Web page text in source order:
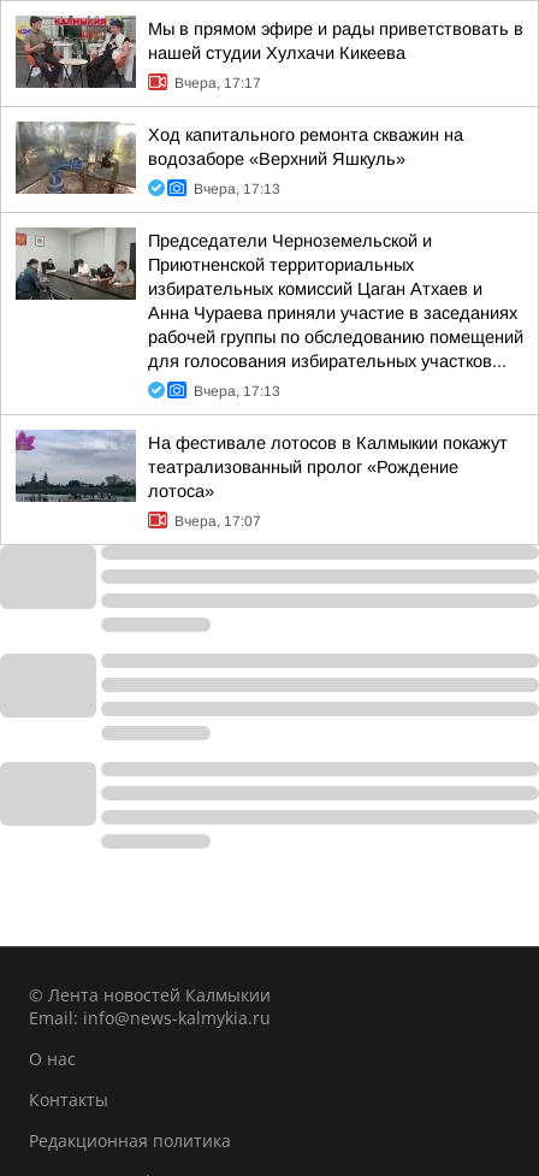
Мы в прямом эфире и рады приветствовать в
нашей студии Хулхачи Кикеева
Вчера, 17:17
Ход капитального ремонта скважин на
водозаборе «Верхний Яшкуль»
Вчера, 17:13
Председатели Черноземельской и
Приютненской территориальных
избирательных комиссий Цаган Атхаев и
Анна Чураева приняли участие в заседаниях
рабочей группы по обследованию помещений
для голосования избирательных участков...
Вчера, 17:13
На фестивале лотосов в Калмыкии покажут
театрализованный пролог «Рождение
лотоса»
Вчера, 17:07
© Лента новостей Калмыкии
Email: info@news-kalmykia.ru
О нас
Контакты
Редакционная политика